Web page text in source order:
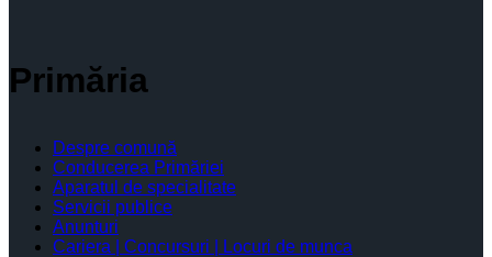
Primăria
Despre comună
Conducerea Primăriei
Aparatul de specialitate
Servicii publice
Anunturi
Cariera | Concursuri | Locuri de munca